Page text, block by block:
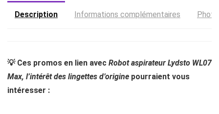
Description Informations complémentaires
💡 Ces promos en lien avec Robot aspirateur Lydsto WL07
Max, l’intérêt des lingettes d’origine pourraient vous
intéresser :